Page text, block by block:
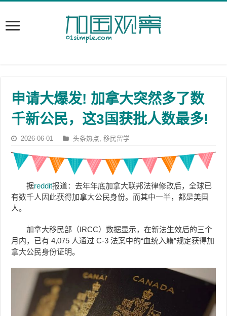
申请大爆发! 加拿大突然多了数
千新公民，这3国获批人数最多!
2026-06-01 头条热点,移民留学
据reddit报道：去年年底加拿大联邦法律修改后，全球已
有数千人因此获得加拿大公民身份。而其中一半，都是美国
人。
加拿大移民部（IRCC）数据显示，在新法生效后的三个
月内，已有 4,075 人通过 C-3 法案中的“血统入籍”规定获得加
拿大公民身份证明。